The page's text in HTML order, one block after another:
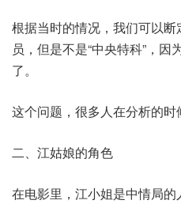
根据当时的情况，我们可以
员，但是不是“中央特科”，
了。
这个问题，很多人在分析的时
二、江姑娘的角色
在电影里，江小姐是中情局